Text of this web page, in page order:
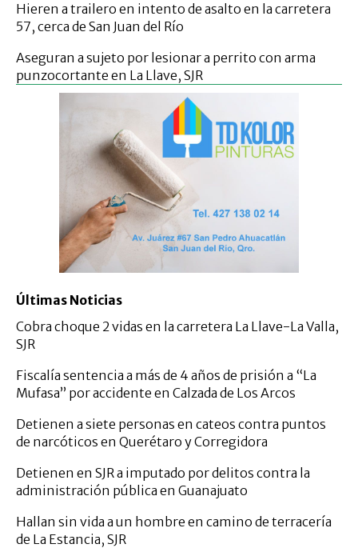
Hieren a trailero en intento de asalto en la carretera
57, cerca de San Juan del Río
Aseguran a sujeto por lesionar a perrito con arma
punzocortante en La Llave, SJR
Últimas Noticias
Cobra choque 2 vidas en la carretera La Llave-La Valla,
SJR
Fiscalía sentencia a más de 4 años de prisión a “La
Mufasa” por accidente en Calzada de Los Arcos
Detienen a siete personas en cateos contra puntos
de narcóticos en Querétaro y Corregidora
Detienen en SJR a imputado por delitos contra la
administración pública en Guanajuato
Hallan sin vida a un hombre en camino de terracería
de La Estancia, SJR